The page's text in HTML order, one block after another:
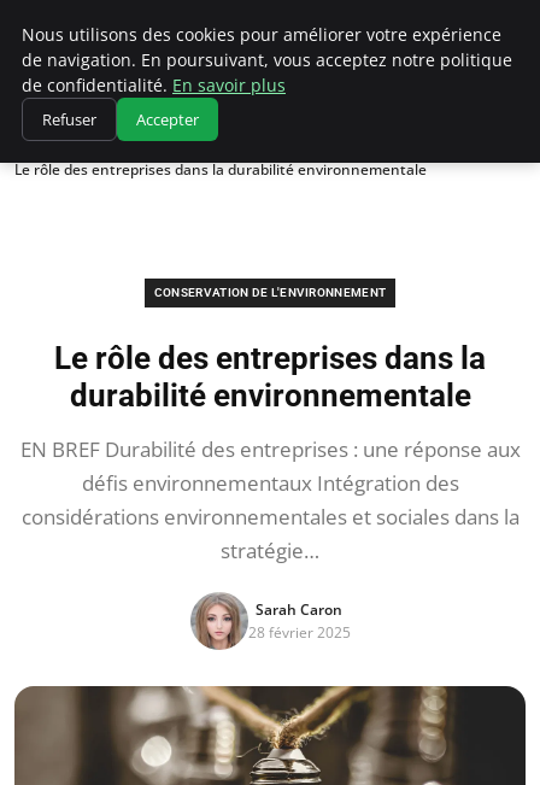
Climatedebtagents
Accueil
Conservation de l'environnement
Le rôle des entreprises dans la durabilité environnementale
CONSERVATION DE L'ENVIRONNEMENT
Le rôle des entreprises dans la
durabilité environnementale
EN BREF Durabilité des entreprises : une réponse aux
défis environnementaux Intégration des
considérations environnementales et sociales dans la
stratégie…
Sarah Caron
28 février 2025
Nous utilisons des cookies pour améliorer votre expérience
de navigation. En poursuivant, vous acceptez notre politique
de confidentialité. En savoir plus
Refuser Accepter